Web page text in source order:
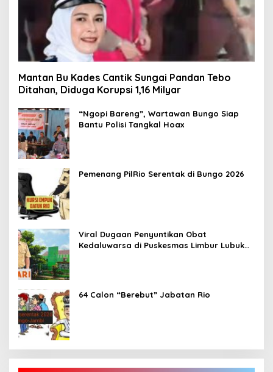
Mantan Bu Kades Cantik Sungai Pandan Tebo
Ditahan, Diduga Korupsi 1,16 Milyar
“Ngopi Bareng”, Wartawan Bungo Siap
Bantu Polisi Tangkal Hoax
Pemenang PilRio Serentak di Bungo 2026
Viral Dugaan Penyuntikan Obat
Kedaluwarsa di Puskesmas Limbur Lubuk
64 Calon “Berebut” Jabatan Rio